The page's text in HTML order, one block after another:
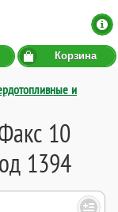
Корзина
и
10
1394